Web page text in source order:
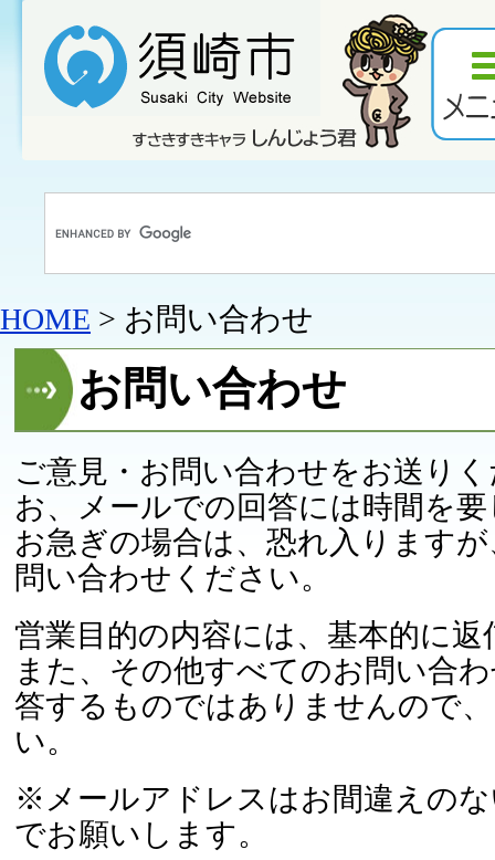
HOME > お問い合わせ
お問い合わせ
ご意見・お問い合わせをお送り
お、メールでの回答には時間を
お急ぎの場合は、恐れ入ります
問い合わせください。
営業目的の内容には、基本的に
また、その他すべてのお問い合
答するものではありませんので
い。
※メールアドレスはお間違えの
でお願いします。